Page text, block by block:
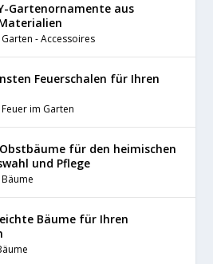
Gartenornamente aus
Garten - Accessoires
Feuerschalen für Ihren
Feuer im Garten
für den heimischen
und Pflege
Bäume
Bäume für Ihren